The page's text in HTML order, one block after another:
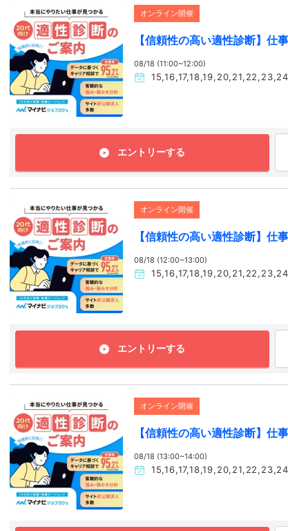
オンライン開催
【信頼性の高い適性診断】仕
08/18 (11:00~12:00)
エントリーする
オンライン開催
【信頼性の高い適性診断】仕
08/18 (12:00~13:00)
エントリーする
オンライン開催
【信頼性の高い適性診断】仕
08/18 (13:00~14:00)